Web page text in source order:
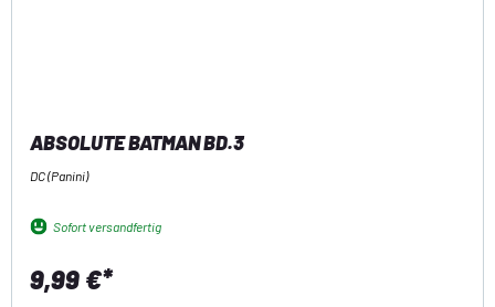
ABSOLUTE BATMAN BD.3
DC (Panini)
Sofort versandfertig
9,99 €*